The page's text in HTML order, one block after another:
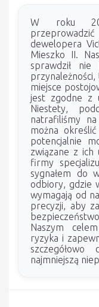
W roku
dewelopera
Mieszko II.
sprawdził
miejsce
jest zgodne z
Niestety,
natrafiliśmy
można
potencjalnie
związane z ich
firmy
sygnałem do
odbiory, gdzie
wymagają od
precyzji, aby
Naszym
ryzyka i
szczegółowo
najmniejszą